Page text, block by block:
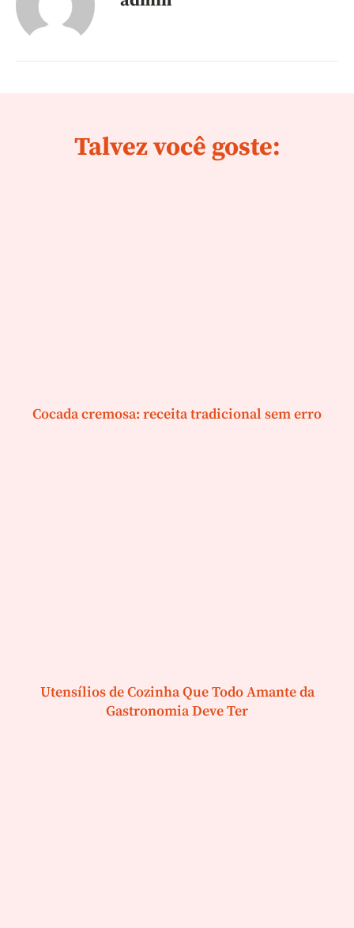
Talvez você goste:
Cocada cremosa: receita tradicional sem erro
Utensílios de Cozinha Que Todo Amante da
Gastronomia Deve Ter